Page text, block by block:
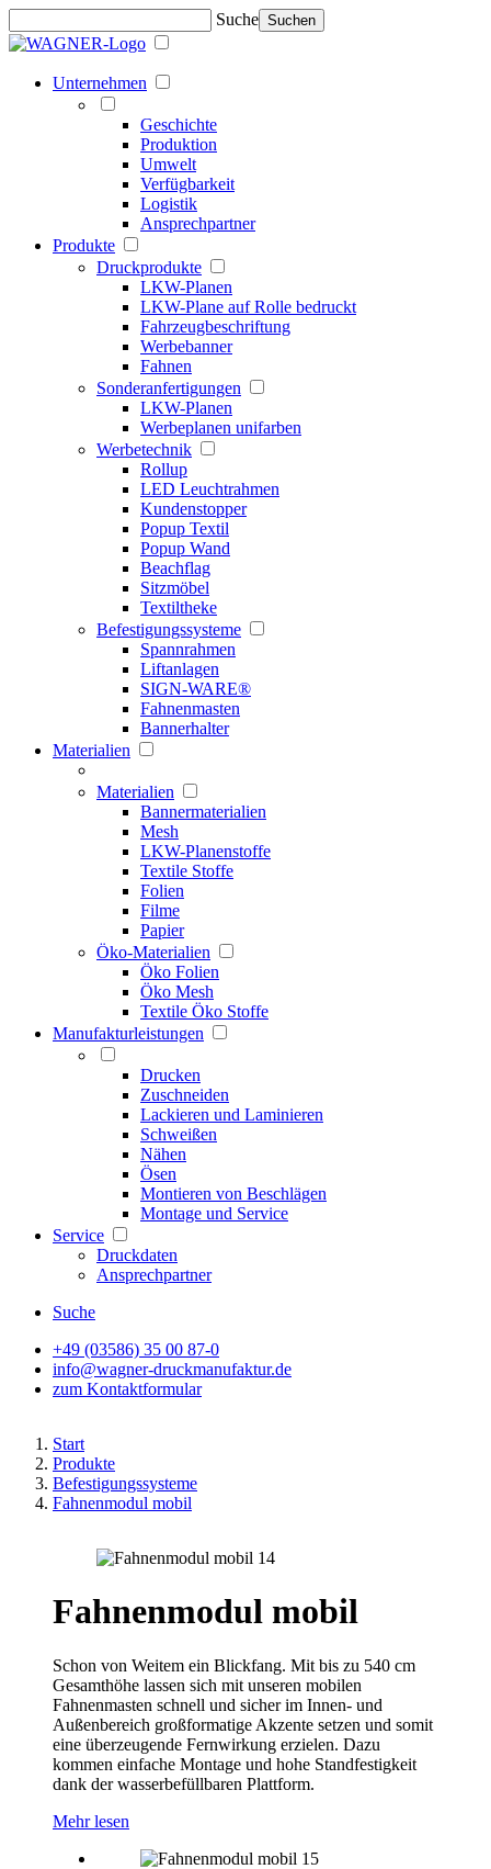
Suche Suchen
Unternehmen
Geschichte
Produktion
Umwelt
Verfügbarkeit
Logistik
Ansprechpartner
Produkte
Druckprodukte
LKW-Planen
LKW-Plane auf Rolle bedruckt
Fahrzeugbeschriftung
Werbebanner
Fahnen
Sonderanfertigungen
LKW-Planen
Werbeplanen unifarben
Werbetechnik
Rollup
LED Leuchtrahmen
Kundenstopper
Popup Textil
Popup Wand
Beachflag
Sitzmöbel
Textiltheke
Befestigungssysteme
Spannrahmen
Liftanlagen
SIGN-WARE®
Fahnenmasten
Bannerhalter
Materialien
Materialien
Bannermaterialien
Mesh
LKW-Planenstoffe
Textile Stoffe
Folien
Filme
Papier
Öko-Materialien
Öko Folien
Öko Mesh
Textile Öko Stoffe
Manufakturleistungen
Drucken
Zuschneiden
Lackieren und Laminieren
Schweißen
Nähen
Ösen
Montieren von Beschlägen
Montage und Service
Service
Druckdaten
Ansprechpartner
Suche
+49 (03586) 35 00 87-0
info@wagner-druckmanufaktur.de
zum Kontaktformular
Start
Produkte
Befestigungssysteme
Fahnenmodul mobil
Fahnenmodul mobil
Schon von Weitem ein Blickfang. Mit bis zu 540 cm
Gesamthöhe lassen sich mit unseren mobilen
Fahnenmasten schnell und sicher im Innen- und
Außenbereich großformatige Akzente setzen und somit
eine überzeugende Fernwirkung erzielen. Dazu
kommen einfache Montage und hohe Standfestigkeit
dank der wasserbefüllbaren Plattform.
Mehr lesen